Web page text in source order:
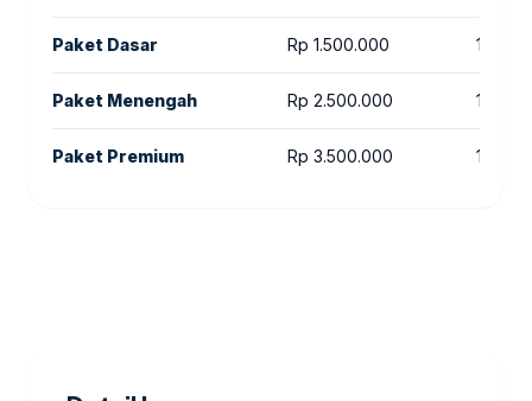
Paket Dasar Rp 1.500.000 1
Paket Menengah Rp 2.500.000 1
Paket Premium Rp 3.500.000 1